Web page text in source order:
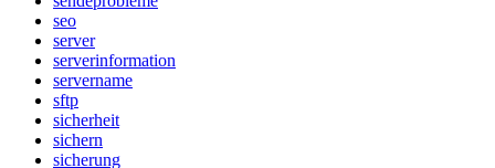
seo
server
serverinformation
servername
sftp
sicherheit
sichern
sicherung